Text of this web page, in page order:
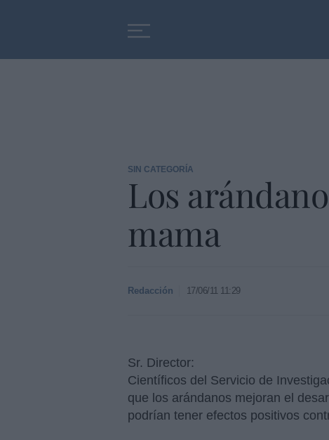
SIN CATEGORÍA
Los
mama
Redacción 17/06/11 11:29
Sr. Director:
Científicos del Servicio de
que los arándanos mejoran el
podrían tener efectos positivos